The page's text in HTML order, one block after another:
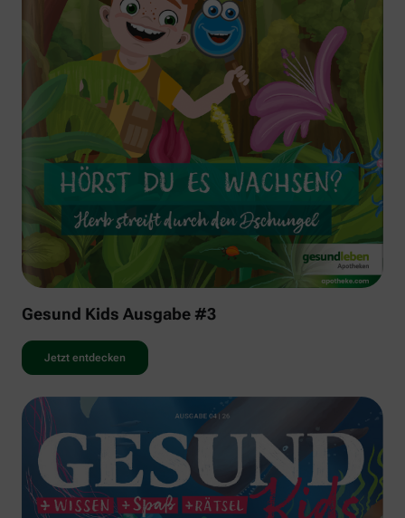
Gesund Kids Ausgabe #3
Jetzt entdecken